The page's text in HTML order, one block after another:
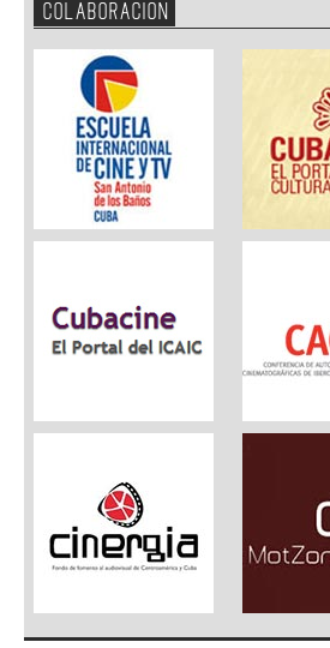
COLABORACION